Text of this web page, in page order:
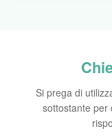
Si prega di
sottostante per